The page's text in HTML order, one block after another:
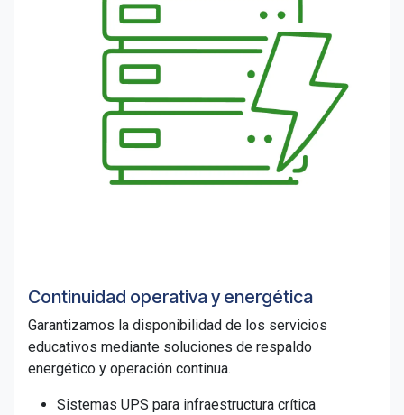
Continuidad operativa y energética
Garantizamos la disponibilidad de los servicios
educativos mediante soluciones de respaldo
energético y operación continua.
Sistemas UPS para infraestructura crítica